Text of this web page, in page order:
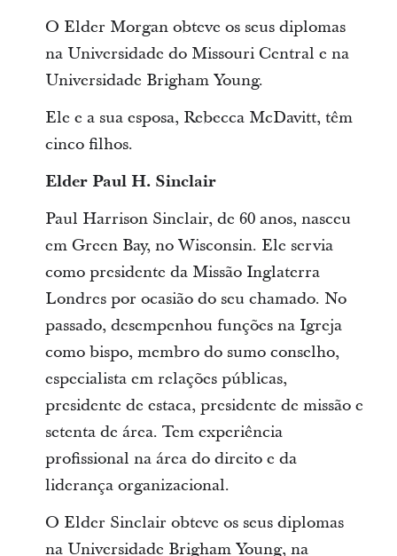
O Elder Morgan obteve os seus diplomas
na Universidade do Missouri Central e na
Universidade Brigham Young.
Ele e a sua esposa, Rebecca McDavitt, têm
cinco filhos.
Elder Paul H. Sinclair
Paul Harrison Sinclair, de 60 anos, nasceu
em Green Bay, no Wisconsin. Ele servia
como presidente da Missão Inglaterra
Londres por ocasião do seu chamado. No
passado, desempenhou funções na Igreja
como bispo, membro do sumo conselho,
especialista em relações públicas,
presidente de estaca, presidente de missão e
setenta de área. Tem experiência
profissional na área do direito e da
liderança organizacional.
O Elder Sinclair obteve os seus diplomas
na Universidade Brigham Young, na